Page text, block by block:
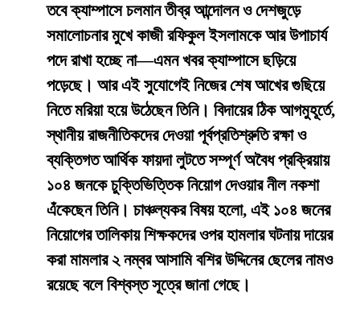
তবে ক্যাম্পাসে চলমান তীব্র আন্দোলন ও দেশজুড়ে
সমালোচনার মুখে কাজী রফিকুল ইসলামকে আর উপাচার্য
পদে রাখা হচ্ছে না—এমন খবর ক্যাম্পাসে ছড়িয়ে
পড়েছে। আর এই সুযোগেই নিজের শেষ আখের গুছিয়ে
নিতে মরিয়া হয়ে উঠেছেন তিনি। বিদায়ের ঠিক আগমুহূর্তে,
স্থানীয় রাজনীতিকদের দেওয়া পূর্বপ্রতিশ্রুতি রক্ষা ও
ব্যক্তিগত আর্থিক ফায়দা লুটতে সম্পূর্ণ অবৈধ প্রক্রিয়ায়
১০৪ জনকে চুক্তিভিত্তিক নিয়োগ দেওয়ার নীল নকশা
এঁকেছেন তিনি। চাঞ্চল্যকর বিষয় হলো, এই ১০৪ জনের
নিয়োগের তালিকায় শিক্ষকদের ওপর হামলার ঘটনায় দায়ের
করা মামলার ২ নম্বর আসামি বশির উদ্দিনের ছেলের নামও
রয়েছে বলে বিশ্বস্ত সূত্রে জানা গেছে।